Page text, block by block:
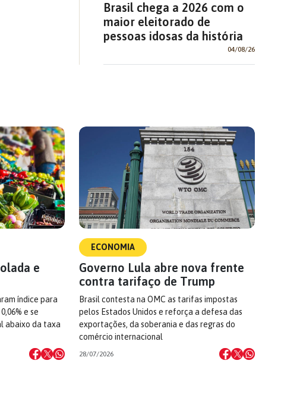
Brasil chega a 2026 com o
maior eleitorado de
pessoas idosas da história
04/08/26
e
índice para
e se
abaixo da taxa
ECONOMIA
Governo Lula abre nova frente
contra tarifaço de Trump
Brasil contesta na OMC as tarifas impostas
pelos Estados Unidos e reforça a defesa das
exportações, da soberania e das regras do
comércio internacional
28/07/2026